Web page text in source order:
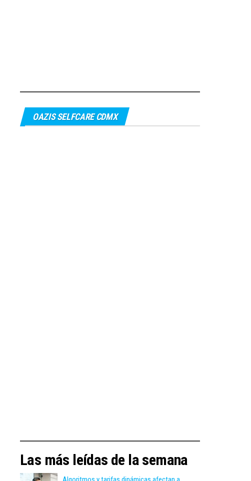
OAZIS SELFCARE CDMX
Las más leídas de la semana